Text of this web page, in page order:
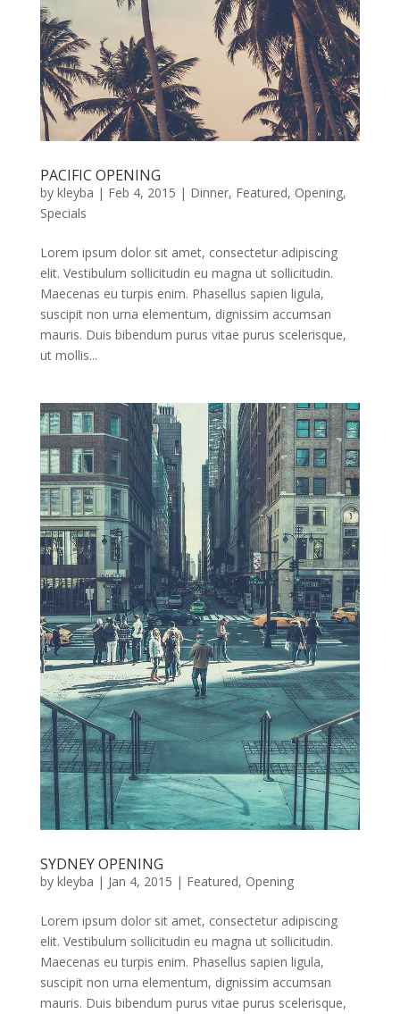
PACIFIC OPENING
by kleyba | Feb 4, 2015 | Dinner, Featured, Opening,
Specials
Lorem ipsum dolor sit amet, consectetur adipiscing
elit. Vestibulum sollicitudin eu magna ut sollicitudin.
Maecenas eu turpis enim. Phasellus sapien ligula,
suscipit non urna elementum, dignissim accumsan
mauris. Duis bibendum purus vitae purus scelerisque,
ut mollis...
SYDNEY OPENING
by kleyba | Jan 4, 2015 | Featured, Opening
Lorem ipsum dolor sit amet, consectetur adipiscing
elit. Vestibulum sollicitudin eu magna ut sollicitudin.
Maecenas eu turpis enim. Phasellus sapien ligula,
suscipit non urna elementum, dignissim accumsan
mauris. Duis bibendum purus vitae purus scelerisque,